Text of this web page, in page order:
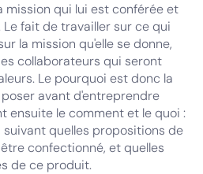
mission qui lui est conférée et
fait de travailler sur ce qui
la mission qu'elle se donne,
collaborateurs qui seront
Le pourquoi est donc la
avant d'entreprendre
ensuite le comment et le quoi :
suivant quelles propositions de
confectionné, et quelles
de ce produit.